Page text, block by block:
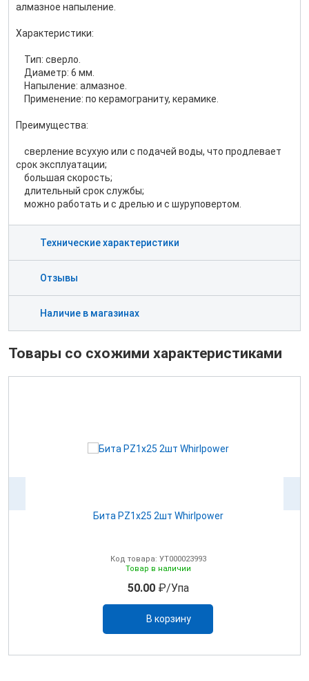
алмазное напыление.
Характеристики:
Тип: сверло.
Диаметр: 6 мм.
Напыление: алмазное.
Применение: по керамограниту, керамике.
Преимущества:
сверление всухую или с подачей воды, что продлевает
срок эксплуатации;
большая скорость;
длительный срок службы;
можно работать и с дрелью и с шуруповертом.
Технические характеристики
Отзывы
Наличие в магазинах
Товары со схожими характеристиками
Бита РZ1х25 2шт Whirlpower
Код товара: УТ000023993
Товар в наличии
50.00₽/Упа
В корзину